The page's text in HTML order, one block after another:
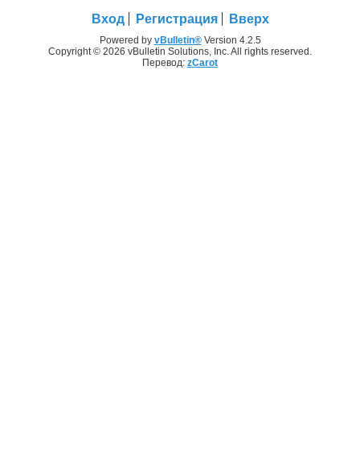
Вход Регистрация Вверх
Powered by vBulletin®Version 4.2.5
Copyright © 2026 vBulletin Solutions, Inc. All rights reserved.
Перевод: zCarot